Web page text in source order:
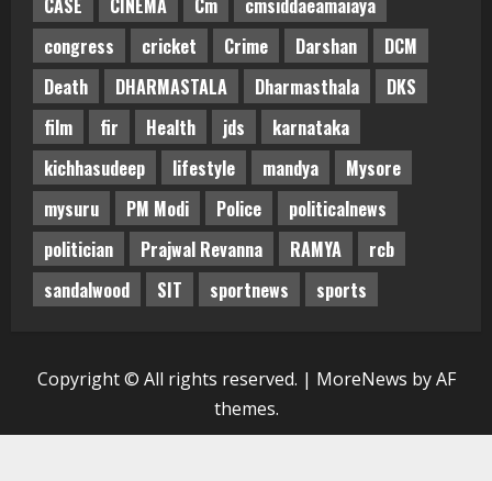
CASE
CINEMA Cm
cmsiddaeamaiaya
congress
cricket Crime Darshan
DCM
Death
DHARMASTALA Dharmasthala
DKS
film
fir Health jds
karnataka
kichhasudeep
lifestyle mandya
Mysore
mysuru
PM Modi Police
politicalnews
politician
Prajwal Revanna RAMYA
rcb
sandalwood
SIT sportnews sports
Copyright © All rights reserved. | MoreNews by AF
themes.